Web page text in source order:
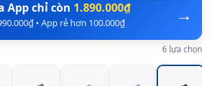
→
App chỉ còn 1.890.000₫
• App rẻ hơn 100.000₫
6 lựa chọn